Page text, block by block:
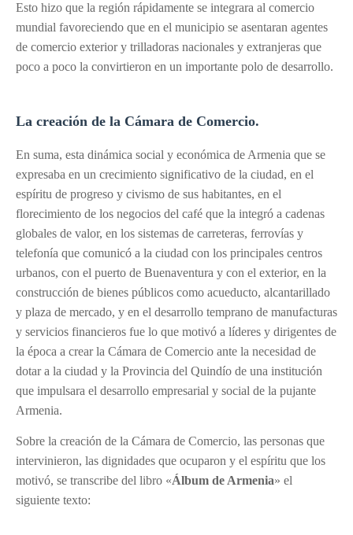
Esto hizo que la región rápidamente se integrara al comercio
mundial favoreciendo que en el municipio se asentaran agentes
de comercio exterior y trilladoras nacionales y extranjeras que
poco a poco la convirtieron en un importante polo de desarrollo.
La creación de la Cámara de Comercio.
En suma, esta dinámica social y económica de Armenia que se
expresaba en un crecimiento significativo de la ciudad, en el
espíritu de progreso y civismo de sus habitantes, en el
florecimiento de los negocios del café que la integró a cadenas
globales de valor, en los sistemas de carreteras, ferrovías y
telefonía que comunicó a la ciudad con los principales centros
urbanos, con el puerto de Buenaventura y con el exterior, en la
construcción de bienes públicos como acueducto, alcantarillado
y plaza de mercado, y en el desarrollo temprano de manufacturas
y servicios financieros fue lo que motivó a líderes y dirigentes de
la época a crear la Cámara de Comercio ante la necesidad de
dotar a la ciudad y la Provincia del Quindío de una institución
que impulsara el desarrollo empresarial y social de la pujante
Armenia.
Sobre la creación de la Cámara de Comercio, las personas que
intervinieron, las dignidades que ocuparon y el espíritu que los
motivó, se transcribe del libro «Álbum de Armenia» el
siguiente texto: